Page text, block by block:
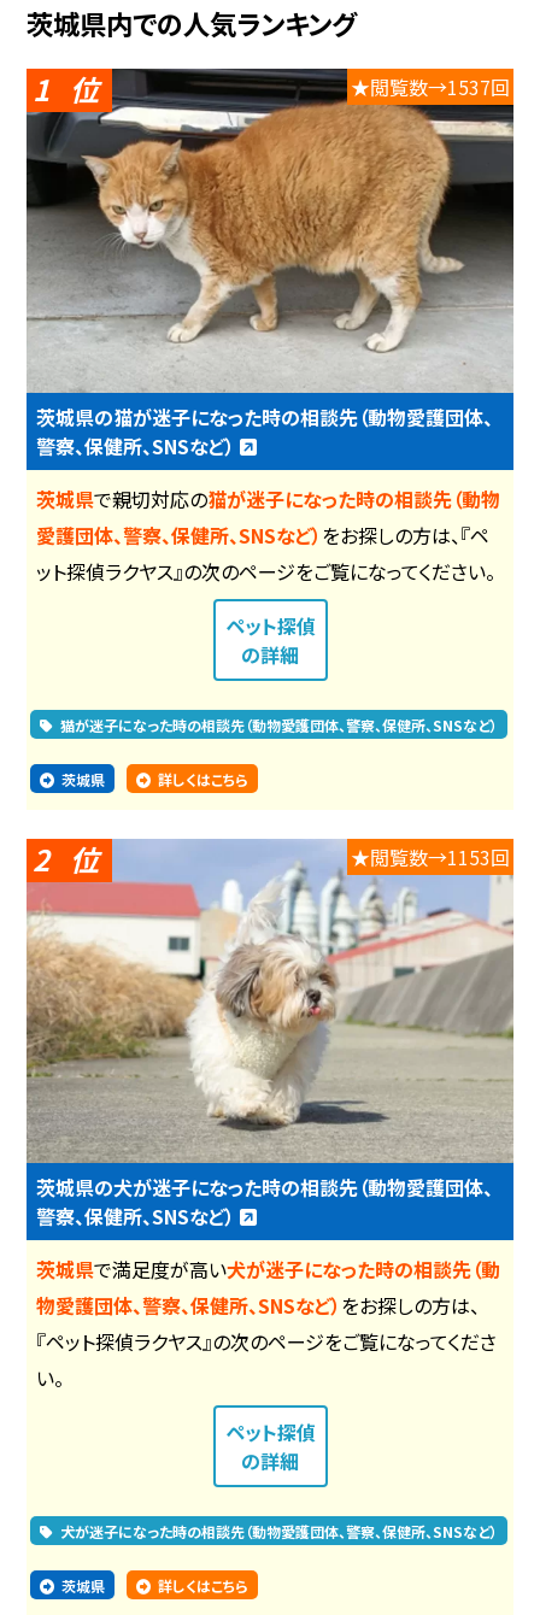
茨城県内での人気ランキング
1 ★閲覧数→1537回
茨城県の猫が迷子になった時の相談先（動物愛護団体、
警察、保健所、SNSなど）
茨城県で親切対応の猫が迷子になった時の相談先（動物
愛護団体、警察、保健所、SNSなど） をお探しの方は、『ペ
ット探偵ラクヤス』の次のページをご覧になってください。
ペット探偵
の詳細
猫が迷子になった時の相談先（動物愛護団体、警察、保健所、SNSなど）
茨城県 詳しくはこちら
2 ★閲覧数→1153回
茨城県の犬が迷子になった時の相談先（動物愛護団体、
警察、保健所、SNSなど）
茨城県で満足度が高い犬が迷子になった時の相談先（動
物愛護団体、警察、保健所、SNSなど） をお探しの方は、
『ペット探偵ラクヤス』の次のページをご覧になってくださ
い。
ペット探偵
の詳細
犬が迷子になった時の相談先（動物愛護団体、警察、保健所、SNSなど）
茨城県 詳しくはこちら